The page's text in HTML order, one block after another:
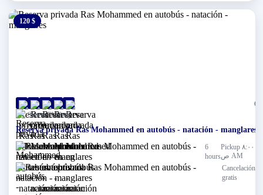
120 $
(0)
Sharm El-Sheij
Reserva privada Ras Mohammed en autobús - natación - manglares
6
hours
Pickup ٨:٠٠
ص AM
Cancelación
gratis